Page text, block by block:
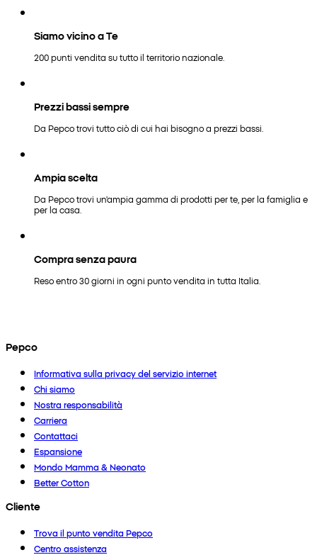
Siamo vicino a Te
200 punti vendita su tutto il territorio nazionale.
Prezzi bassi sempre
Da Pepco trovi tutto ciò di cui hai bisogno a prezzi bassi.
Ampia scelta
Da Pepco trovi un'ampia gamma di prodotti per te, per la famiglia e
per la casa.
Compra senza paura
Reso entro 30 giorni in ogni punto vendita in tutta Italia.
Pepco
Informativa sulla privacy del servizio internet
Chi siamo
Nostra responsabilità
Carriera
Contattaci
Espansione
Mondo Mamma & Neonato
Better Cotton
Cliente
Trova il punto vendita Pepco
Centro assistenza